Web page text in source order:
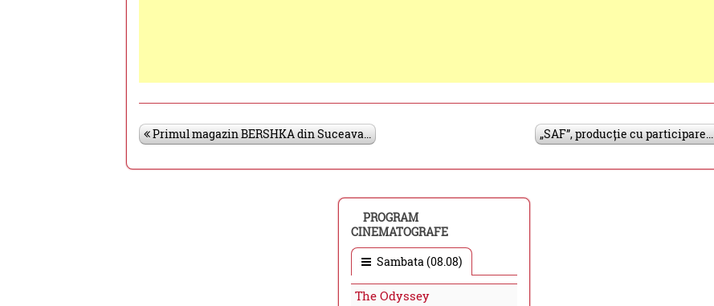
Primul magazin BERSHKA din Suceava... „SAF”, producție cu participare...
PROGRAM
CINEMATOGRAFE
Sambata (08.08)
The Odyssey